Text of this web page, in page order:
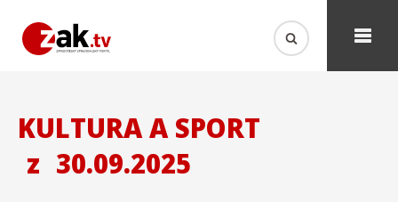
KULTURA A SPORT
z 30.09.2025